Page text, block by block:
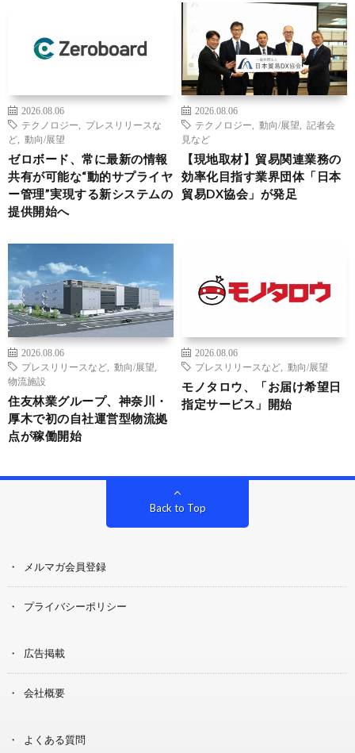
2026.08.06
テクノロジー
プレスリリースな
ど
動向/展望
ゼロボード、常に最新の情報
共有が可能な“動的サプライヤ
ー管理”実現する新システムの
提供開始へ
2026.08.06
テクノロジー
動向/展望
記者会
見など
【現地取材】貿易関連業務の
効率化目指す業界団体「日本
貿易DX協会」が発足
2026.08.06
プレスリリースなど
動向/展望
物流施設
住友林業グループ、神奈川・
厚木で初の自社運営型物流拠
点が稼働開始
2026.08.06
プレスリリースなど
動向/展望
モノタロウ、「お届け希望日
指定サービス」開始
Back to Top
メルマガ会員登録
プライバシーポリシー
広告掲載
会社概要
よくある質問